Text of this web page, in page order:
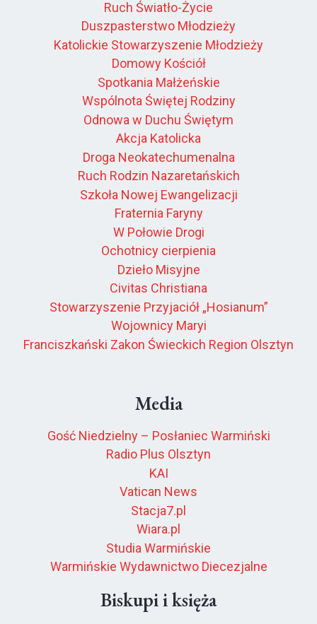
Ruch Światło-Życie
Duszpasterstwo Młodzieży
Katolickie Stowarzyszenie Młodzieży
Domowy Kościół
Spotkania Małżeńskie
Wspólnota Świętej Rodziny
Odnowa w Duchu Świętym
Akcja Katolicka
Droga Neokatechumenalna
Ruch Rodzin Nazaretańskich
Szkoła Nowej Ewangelizacji
Fraternia Faryny
W Połowie Drogi
Ochotnicy cierpienia
Dzieło Misyjne
Civitas Christiana
Stowarzyszenie Przyjaciół „Hosianum”
Wojownicy Maryi
Franciszkański Zakon Świeckich Region Olsztyn
Media
Gość Niedzielny – Posłaniec Warmiński
Radio Plus Olsztyn
KAI
Vatican News
Stacja7.pl
Wiara.pl
Studia Warmińskie
Warmińskie Wydawnictwo Diecezjalne
Biskupi i księża